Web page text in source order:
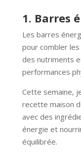
1. Barres
Les barres
pour combler
des nutriments
performances
Cette semaine,
recette maison
avec des
énergie et
équilibrée.